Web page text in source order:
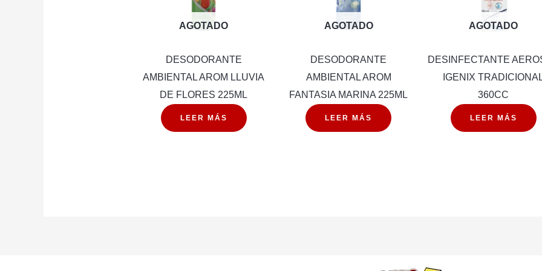
AGOTADO
DESODORANTE
AMBIENTAL AROM LLUVIA
DE FLORES 225ML
LEER MÁS
AGOTADO
DESODORANTE
AMBIENTAL AROM
FANTASIA MARINA 225ML
LEER MÁS
AGOTADO
DESINFECTANTE
IGENIX
360CC
LEER MÁS